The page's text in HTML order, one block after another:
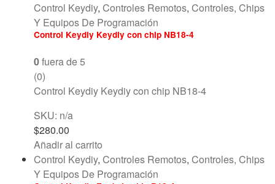
Control Keydiy, Controles Remotos, Controles, Chips
Y Equipos De Programación
Control Keydiy Keydiy con chip NB18-4
0fuera de 5
(0)
Control Keydiy Keydiy con chip NB18-4
SKU: n/a
$280.00
Añadir al carrito
Control Keydiy, Controles Remotos, Controles, Chips
Y Equipos De Programación